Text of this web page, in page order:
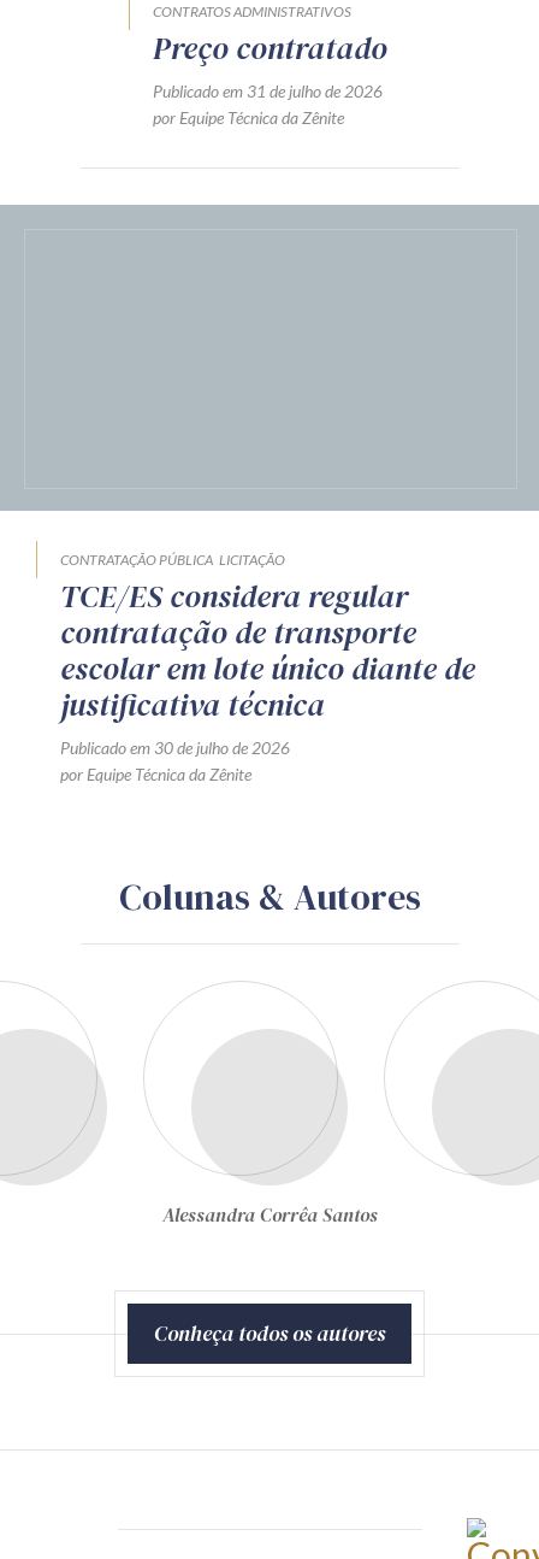
CONTRATOS ADMINISTRATIVOS
Preço contratado
Publicado em 31 de julho de 2026
por Equipe Técnica da Zênite
CONTRATAÇÃO PÚBLICA LICITAÇÃO
TCE/ES considera regular
contratação de transporte
escolar em lote único diante de
justificativa técnica
Publicado em 30 de julho de 2026
por Equipe Técnica da Zênite
Colunas & Autores
Alessandra Corrêa Santos
Anadricea V. Vieira de
Conheça todos os autores